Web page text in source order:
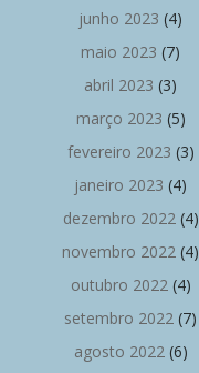
junho 2023 (4)
maio 2023 (7)
abril 2023 (3)
março 2023 (5)
fevereiro 2023 (3)
janeiro 2023 (4)
dezembro 2022(4)
novembro 2022 (4)
outubro 2022(4)
setembro 2022 (7)
agosto 2022(6)